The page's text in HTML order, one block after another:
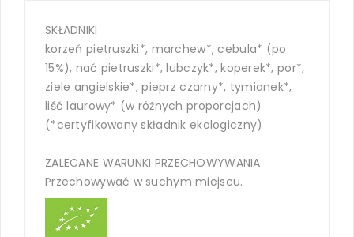
SKŁADNIKI
korzeń pietruszki*, marchew*, cebula* (po
15%), nać pietruszki*, lubczyk*, koperek*, por*,
ziele angielskie*, pieprz czarny*, tymianek*,
liść laurowy* (w różnych proporcjach)
(*certyfikowany składnik ekologiczny)
ZALECANE WARUNKI PRZECHOWYWANIA
Przechowywać w suchym miejscu.